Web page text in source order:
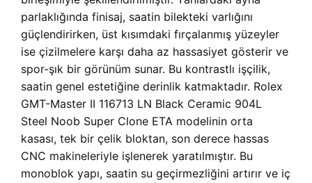
parlaklığında finisaj, saatin bilekteki varlığını
güçlendirirken, üst kısımdaki fırçalanmış yüzeyler
ise çizilmelere karşı daha az hassasiyet gösterir ve
spor-şık bir görünüm sunar. Bu kontrastlı işçilik,
saatin genel estetiğine derinlik katmaktadır. Rolex
GMT-Master II 116713 LN Black Ceramic 904L
Steel Noob Super Clone ETA modelinin orta
kasası, tek bir çelik bloktan, son derece hassas
CNC makineleriyle işlenerek yaratılmıştır. Bu
monoblok yapı, saatin su geçirmezliğini artırır ve iç